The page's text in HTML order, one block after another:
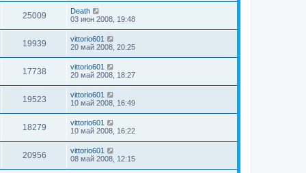
25009
Death
03 июн 2008, 19:48
19939
vittorio601
20 май 2008, 20:25
17738
vittorio601
20 май 2008, 18:27
19523
vittorio601
10 май 2008, 16:49
18279
vittorio601
10 май 2008, 16:22
20956
vittorio601
08 май 2008, 12:15